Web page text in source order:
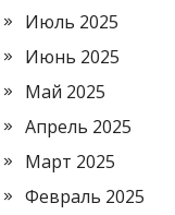
Июль 2025
Июнь 2025
Май 2025
Апрель 2025
Март 2025
Февраль 2025